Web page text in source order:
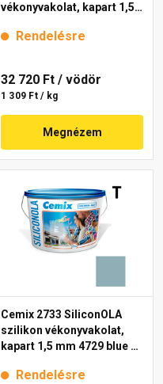
vékonyvakolat, kapart 1,5
Rendelésre
32 720 Ft / vödör
1 309 Ft / kg
Megnézem
Cemix 2733 SiliconOLA
szilikon vékonyvakolat,
kapart 1,5 mm 4729 blue 25
Rendelésre